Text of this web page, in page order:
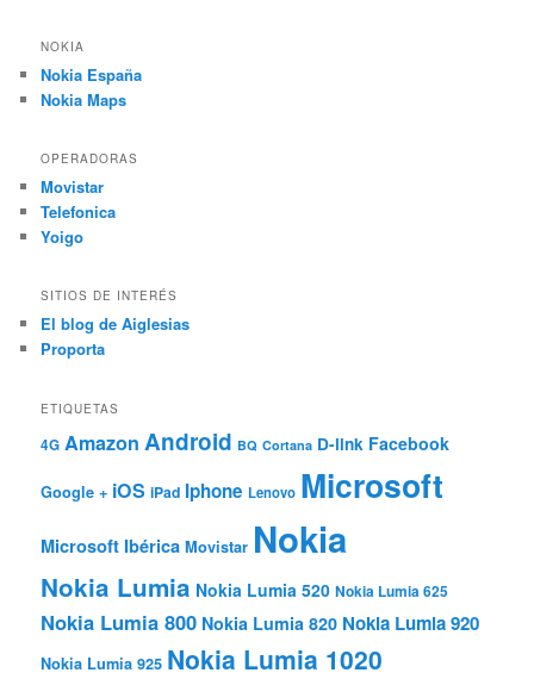
NOKIA
Nokia España
Nokia Maps
OPERADORAS
Movistar
Telefonica
Yoigo
SITIOS DE INTERÉS
El blog de Aiglesias
Proporta
ETIQUETAS
4G Amazon Android BQ Cortana D-link Facebook
Google + iOS iPad Iphone Lenovo Microsoft
Microsoft Ibérica Movistar Nokia
Nokia Lumia Nokia Lumia 520 Nokia Lumia 625
Nokia Lumia 800 Nokia Lumia 820 Nokia Lumia 920
Nokia Lumia 925 Nokia Lumia 1020